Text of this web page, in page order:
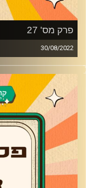
בתוכנית נחשף
מה יהיה שיר הילדים
לינק לשאלון: https://forms.gle/N6WH5cxs7UAVqxMd7
קרדיט תמונות:
פרק מס' 27
30/08/2022
ה-2000, את
שכולנו גדלנו עליהם
קרדיט תמונות: